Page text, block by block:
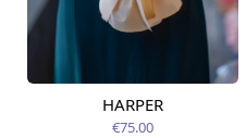
Pieejams šodien
HARPER
€75.00